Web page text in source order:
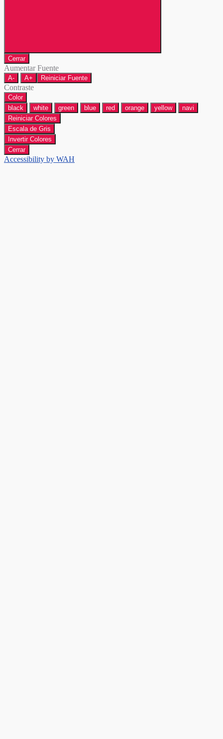
Cerrar
Aumentar Fuente
A- A+ Reiniciar Fuente
Contraste
Color
black
white green blue red orange yellow
navi
Reiniciar Colores
Escala de Gris
Invertir Colores
Cerrar
Accessibility by WAH